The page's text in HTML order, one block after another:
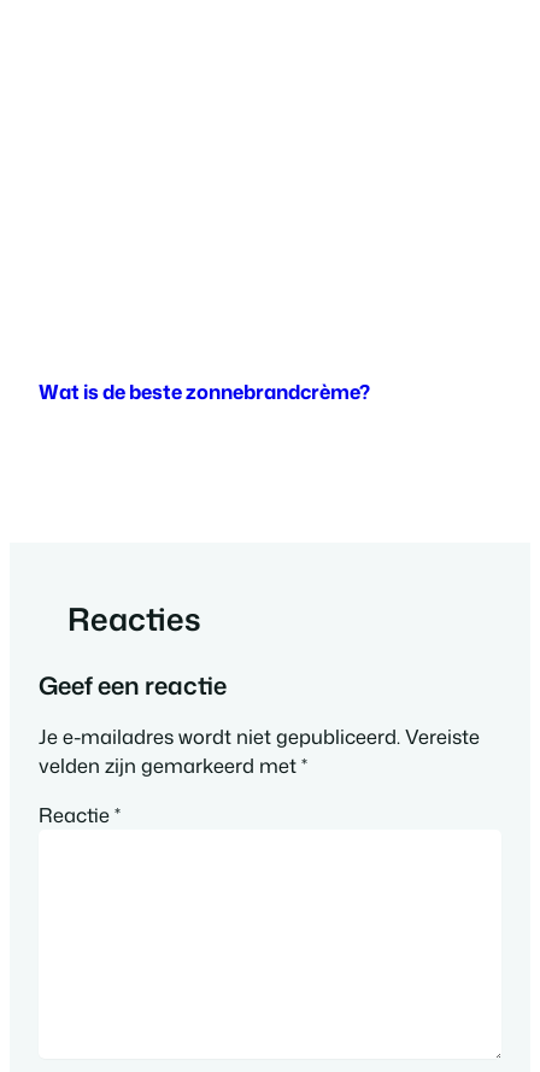
Wat is de beste zonnebrandcrème?
Reacties
Geef een reactie
Je e-mailadres wordt niet gepubliceerd.Vereiste
velden zijn gemarkeerd met*
Reactie*